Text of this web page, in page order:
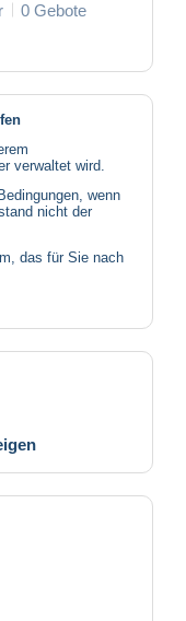
0 Gebote
verwaltet wird.
wenn
nicht der
das für Sie nach